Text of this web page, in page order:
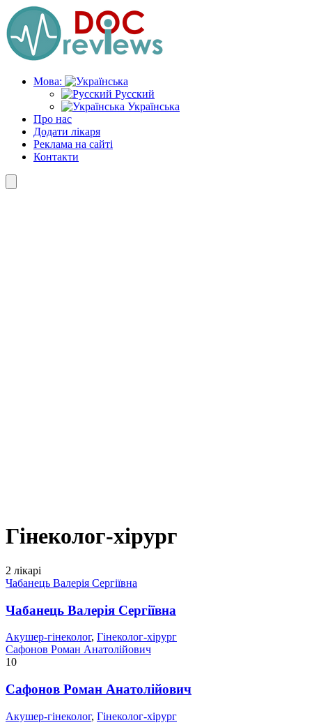
Skip
to
the
content
Мова:
Русский
Українська
Про нас
Додати лікаря
Реклама на сайті
Контакти
Гінеколог-хірург
2 лікарі
Чабанець Валерія Сергіївна
Чабанець Валерія Сергіївна
Акушер-гінеколог, Гінеколог-хірург
Сафонов Роман Анатолійович
10
Сафонов Роман Анатолійович
Акушер-гінеколог, Гінеколог-хірург